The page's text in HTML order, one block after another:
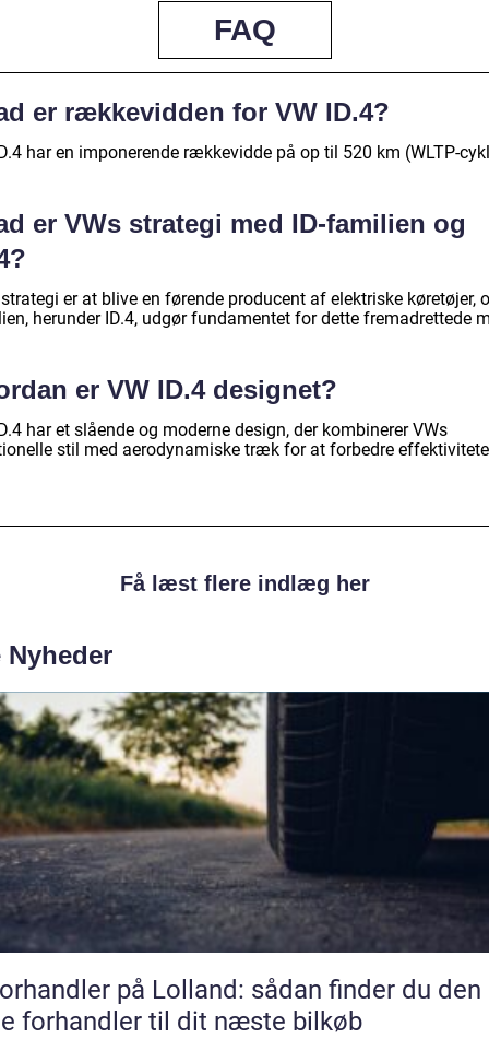
FAQ
er rækkevidden for VW ID.4?
har en imponerende rækkevidde på op til 520 km (WLTP-
er VWs strategi med ID-familien og
er at blive en førende producent af elektriske køretøjer,
herunder ID.4, udgør fundamentet for dette fremadrettede
er VW ID.4 designet?
har et slående og moderne design, der kombinerer VWs
stil med aerodynamiske træk for at forbedre
Få læst flere indlæg her
Nyheder
på Lolland: sådan finder du den
forhandler til dit næste bilkøb